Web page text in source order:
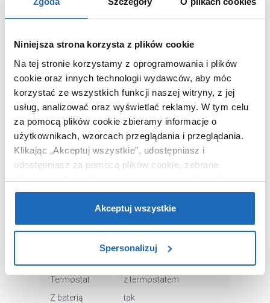
Niniejsza strona korzysta z plików cookie
Na tej stronie korzystamy z oprogramowania i plików
cookie oraz innych technologii wydawców, aby móc
korzystać ze wszystkich funkcji naszej witryny, z jej
usług, analizować oraz wyświetlać reklamy. W tym celu
za pomocą plików cookie zbieramy informacje o
użytkownikach, wzorcach przeglądania i przeglądania.
Klikając „Akceptuj wszystkie”, udostępniasz i
udostępniasz za pomocą plików cookie, zebrane
informacje dla użytkowników zewnętrznych, a także nasi
partnerzy reklamowi.Jeśli chcesz, włącz „Tylko
wymagane pliki cookie”.Pamiętaj jednak, że
zablokowane niektóre pliki cookie mogą mieć wpływ na
Aby uzyskać więcej informacji na temat plików plików
cookie, kliknij „Ustawienia plików cookie”.
Akceptuj wszystkie
Spersonalizuj
Wybierz wariant:
Termostat Tak
Chcesz zamówić telefonicznie?
OPIS PRODUKTU
Corsan
Seria
LED Kaskada
A013ATNEWLEDCZARNY
Termostat
z termostatem
Z baterią
tak